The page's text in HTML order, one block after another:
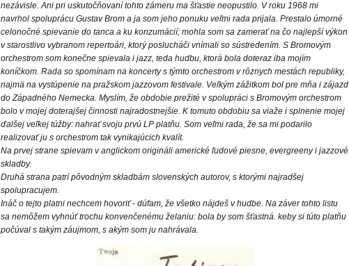
nezávisle. Ani pri uskutočňovaní tohto zámeru ma šťastie neopustilo. V roku 1968 mi
navrhol spoluprácu Gustav Brom a ja som jeho ponuku veľmi rada prijala. Prestalo úmorné
celonočné spievanie do tanca a ku konzumácií; mohla som sa zamerať na čo najlepší výkon
v starostlivo vybranom repertoári, ktorý poslucháči vnímali so sústredením. S Bromovým
orchestrom som konečne spievala i jazz, teda hudbu, ktorá bola doteraz iba mojím
koníčkom. Rada so spomínam na koncerty s týmto orchestrom v rôznych mestách republiky,
najmä na vystúpenie na pražskom jazzovom festivale. Veľkým zážitkom bol pre mňa i zájazd
do Západného Nemecka. Myslím, že obdobie prežité v spolupráci s Bromovým orchestrom
bolo v mojej doterajšej činnosti najradostnejšie. K tomuto obdobiu sa viaže i splnenie mojej
ďalšej veľkej túžby: nahrať svoju prvú LP platňu. Som veľmi rada, že sa mi podarilo
realizovať ju s orchestrom tak vynikajúcich kvalít.
Na prvej strane spievam v anglickom origináli americké ľudové piesne, evergreeny i jazzové
skladby.
Druhá strana patrí pôvodným skladbám slovenských autorov, s ktorými najradšej
spolupracujem.
Ináč o tejto platni nechcem hovoriť - dúfam, že všetko nájdeš v hudbe. Na záver tohto listu
sa nemôžem vyhnúť trochu konvenčenému želaniu: bola by som šťastná. keby si túto platňu
počúval s takým záujmom, s akým som ju nahrávala.